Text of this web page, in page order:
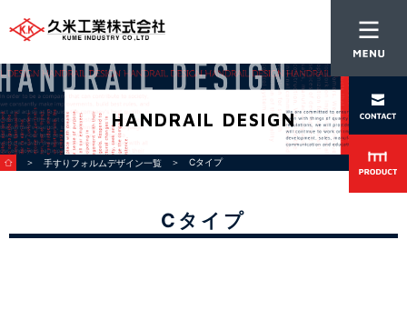
HANDRAIL DESIGN
＞ 手すりフォルムデザイン一覧 ＞ Cタイプ
Cタイプ